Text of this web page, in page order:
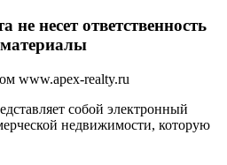
несет ответственность
www.apex-realty.ru
собой электронный
недвижимости, которую